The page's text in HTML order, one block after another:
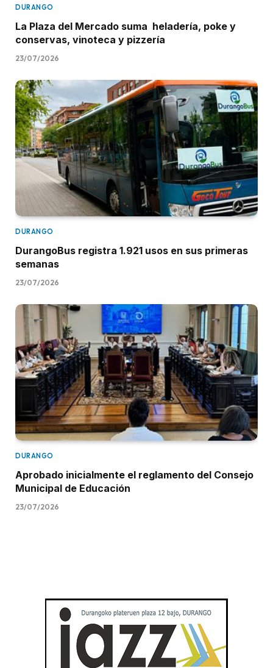
DURANGO
La Plaza del Mercado suma heladería, poke y
conservas, vinoteca y pizzería
23/07/2026
DURANGO
DurangoBus registra 1.921 usos en sus primeras
semanas
23/07/2026
DURANGO
Aprobado inicialmente el reglamento del Consejo
Municipal de Educación
23/07/2026